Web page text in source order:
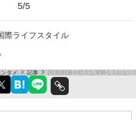
5/5
際ライフスタイル
ンタメ 記事 [写真]戦車や巨大な軍勢も入れな